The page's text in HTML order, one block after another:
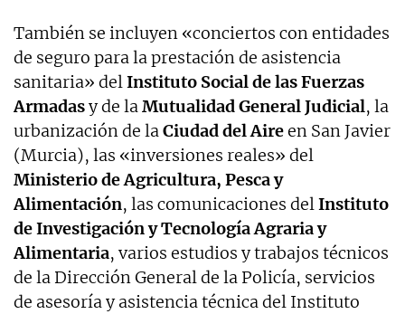
También se incluyen «conciertos con entidades
de seguro para la prestación de asistencia
sanitaria» delInstituto Social de las Fuerzas
Armadasy de laMutualidad General Judicial, la
urbanización de laCiudad del Aireen San Javier
(Murcia), las «inversiones reales» del
Ministerio de Agricultura, Pesca y
Alimentación, las comunicaciones delInstituto
de Investigación y Tecnología Agraria y
Alimentaria, varios estudios y trabajos técnicos
de la Dirección General de la Policía, servicios
de asesoría y asistencia técnica del Instituto